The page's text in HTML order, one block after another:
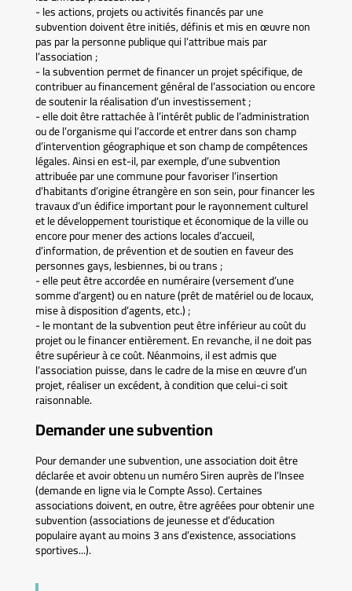
- les actions, projets ou activités financés par une
subvention doivent être initiés, définis et mis en œuvre non
pas par la personne publique qui l’attribue mais par
l’association ;
- la subvention permet de financer un projet spécifique, de
contribuer au financement général de l’association ou encore
de soutenir la réalisation d’un investissement ;
- elle doit être rattachée à l’intérêt public de l’administration
ou de l’organisme qui l’accorde et entrer dans son champ
d’intervention géographique et son champ de compétences
légales. Ainsi en est-il, par exemple, d’une subvention
attribuée par une commune pour favoriser l’insertion
d’habitants d’origine étrangère en son sein, pour financer les
travaux d’un édifice important pour le rayonnement culturel
et le développement touristique et économique de la ville ou
encore pour mener des actions locales d’accueil,
d’information, de prévention et de soutien en faveur des
personnes gays, lesbiennes, bi ou trans ;
- elle peut être accordée en numéraire (versement d’une
somme d’argent) ou en nature (prêt de matériel ou de locaux,
mise à disposition d’agents, etc.) ;
- le montant de la subvention peut être inférieur au coût du
projet ou le financer entièrement. En revanche, il ne doit pas
être supérieur à ce coût. Néanmoins, il est admis que
l’association puisse, dans le cadre de la mise en œuvre d’un
projet, réaliser un excédent, à condition que celui-ci soit
raisonnable.
Demander une subvention
Pour demander une subvention, une association doit être
déclarée et avoir obtenu un numéro Siren auprès de l’Insee
(demande en ligne via le Compte Asso). Certaines
associations doivent, en outre, être agréées pour obtenir une
subvention (associations de jeunesse et d’éducation
populaire ayant au moins 3 ans d’existence, associations
sportives...).